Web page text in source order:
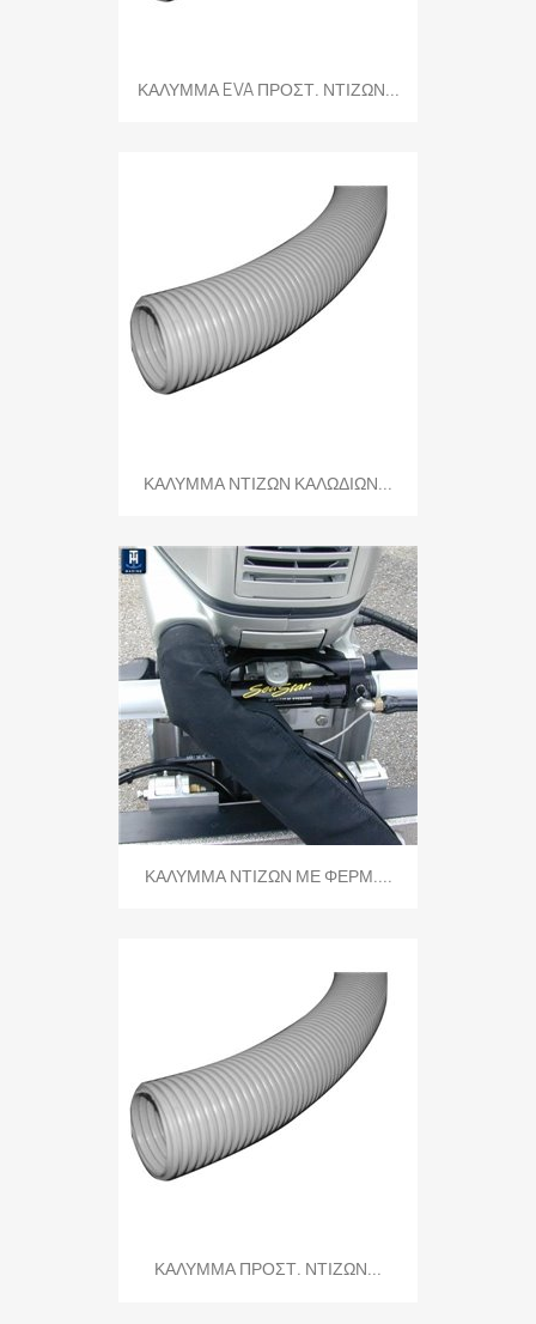
ΚΑΛΥΜΜΑ EVA ΠΡΟΣΤ. ΝΤΙΖΩΝ...
ΚΑΛΥΜΜΑ ΝΤΙΖΩΝ ΚΑΛΩΔΙΩΝ...
ΚΑΛΥΜΜΑ ΝΤΙΖΩΝ ΜΕ ΦΕΡΜ....
ΚΑΛΥΜΜΑ ΠΡΟΣΤ. ΝΤΙΖΩΝ...